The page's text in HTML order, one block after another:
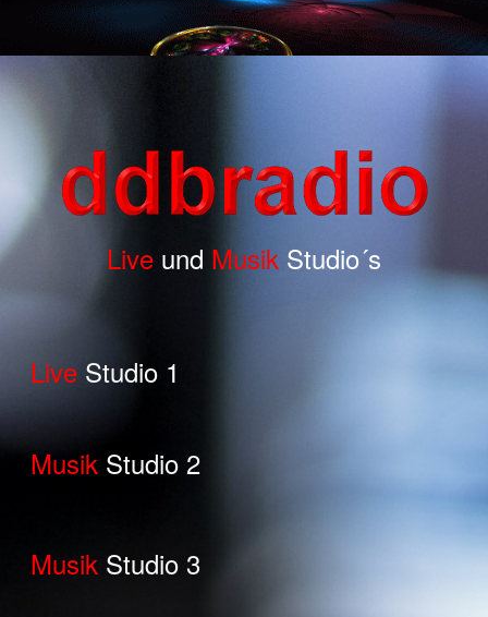
Live und Musik Studio´s
Live Studio 1
Musik Studio 2
Musik Studio 3